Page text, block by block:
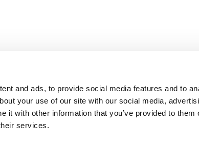
and ads, to provide social media features and to
your use of our site with our social media,
it with other information that you’ve provided to them
services.